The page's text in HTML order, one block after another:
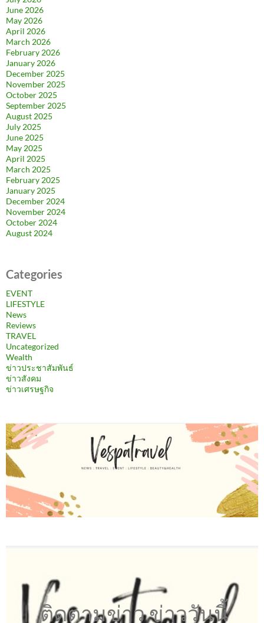
June 2026
May 2026
April 2026
March 2026
February 2026
January 2026
December 2025
November 2025
October 2025
September 2025
August 2025
July 2025
June 2025
May 2025
April 2025
March 2025
February 2025
January 2025
December 2024
November 2024
October 2024
August 2024
Categories
EVENT
LIFESTYLE
News
Reviews
TRAVEL
Uncategorized
Wealth
ข่าวประชาสัมพันธ์
ข่าวสังคม
ข่าวเศรษฐกิจ
ติดตามข่าว ข่าววันนี้